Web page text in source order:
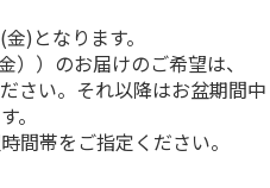
ャスパー タオルケ
ット【慶事用】
6,930円 5,500円
)となります。
）のお届けのご希望は、
さい。それ以降はお盆期間中
。
間帯をご指定ください。